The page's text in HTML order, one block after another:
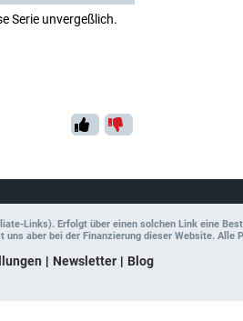
Serie unvergeßlich.
Links). Erfolgt über einen solchen Link eine
aber bei der Finanzierung dieser Website. Alle
Newsletter
Blog